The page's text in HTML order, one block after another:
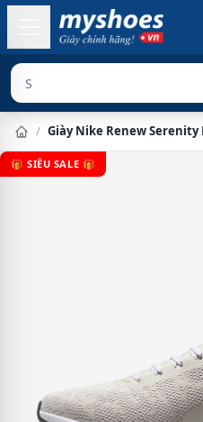
Sản phẩm ch
/ Giày Nike Renew Serenity
🎁 SIÊU SALE 🎁